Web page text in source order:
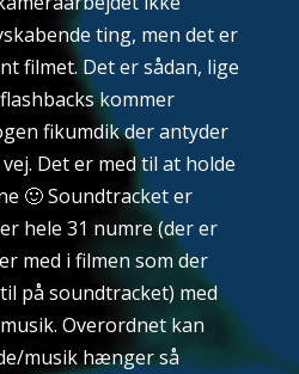
ting, men det er
filmet. Det er sådan, lige
kommer
fikumdik der antyder
Det er med til at holde
🙂 Soundtracket er
hele 31 numre (der er
med i filmen som der
på soundtracket) med
Overordnet kan
musik hænger så